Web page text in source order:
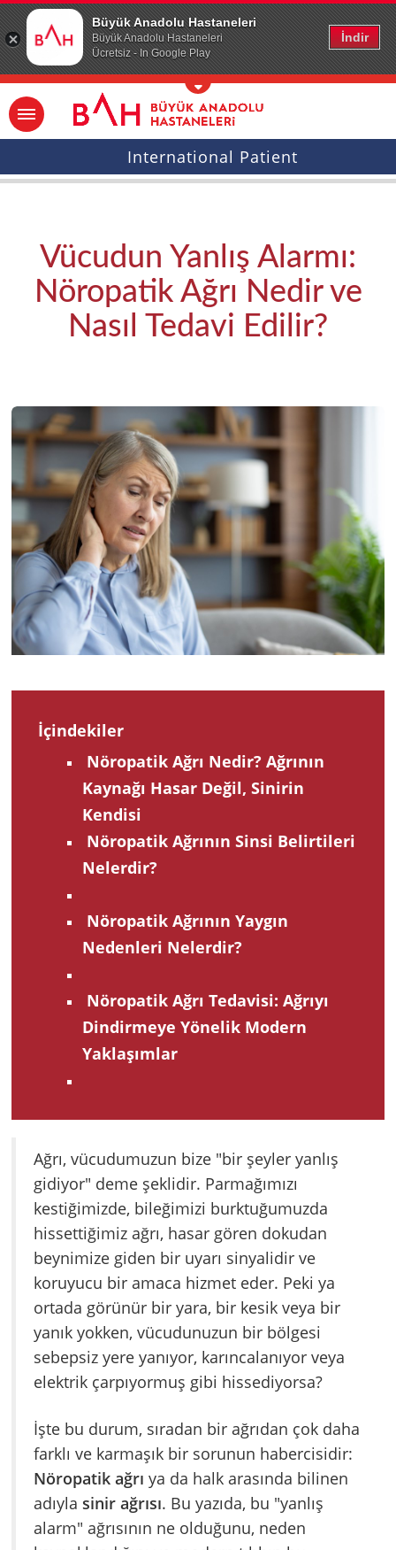
Büyük Anadolu Hastaneleri
Büyük Anadolu Hastaneleri
Ücretsiz - In Google Play
İndir
Ana icerige atla
International Patient
Vücudun Yanlış Alarmı:
Nöropatik Ağrı Nedir ve
Nasıl Tedavi Edilir?
2025
İçindekiler
Nöropatik Ağrı Nedir? Ağrının
Kaynağı Hasar Değil, Sinirin
Kendisi
Nöropatik Ağrının Sinsi Belirtileri
Nelerdir?
Nöropatik Ağrının Yaygın
Nedenleri Nelerdir?
Nöropatik Ağrı Tedavisi: Ağrıyı
Dindirmeye Yönelik Modern
Yaklaşımlar
Ağrı, vücudumuzun bize "bir şeyler yanlış
gidiyor" deme şeklidir. Parmağımızı
kestiğimizde, bileğimizi burktuğumuzda
hissettiğimiz ağrı, hasar gören dokudan
beynimize giden bir uyarı sinyalidir ve
koruyucu bir amaca hizmet eder. Peki ya
ortada görünür bir yara, bir kesik veya bir
yanık yokken, vücudunuzun bir bölgesi
sebepsiz yere yanıyor, karıncalanıyor veya
elektrik çarpıyormuş gibi hissediyorsa?
İşte bu durum, sıradan bir ağrıdan çok daha
farklı ve karmaşık bir sorunun habercisidir:
Nöropatik ağrı ya da halk arasında bilinen
adıyla sinir ağrısı. Bu yazıda, bu "yanlış
alarm" ağrısının ne olduğunu, neden